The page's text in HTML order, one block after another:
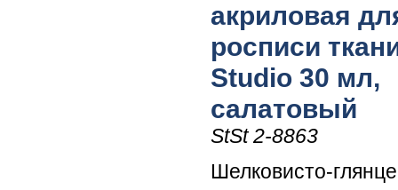
акриловая
росписи
Studio 30 мл,
салатовый
StSt 2-8863
Шелковисто-